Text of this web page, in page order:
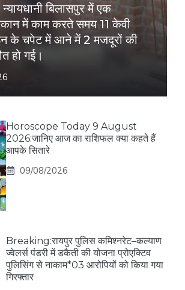
बिलासपुर में एक
मकान में काम करते समय 11 केवी
के चपेट में आने में 2 मजदूरों की
हो गई।
Horoscope Today 9 August
2026:जानिए आज का राशिफल क्या कहते हैं
आपके सितारे
09/08/2026
Breaking:रायपुर पुलिस कमिश्नरेट–कल्याण
ज्वेलर्स पंडरी में डकैती की योजना प्रोएक्टिव
पुलिसिंग से नाकाम*03 आरोपियों को किया गया
गिरफ्तार